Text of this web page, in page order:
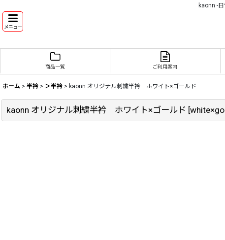
kaonn -
メニュー
商品一覧 ご利用案内
ホーム > 半衿 > ＞半衿 > kaonn オリジナル刺繍半衿 ホワイト×ゴールド
kaonn オリジナル刺繍半衿 ホワイト×ゴールド [